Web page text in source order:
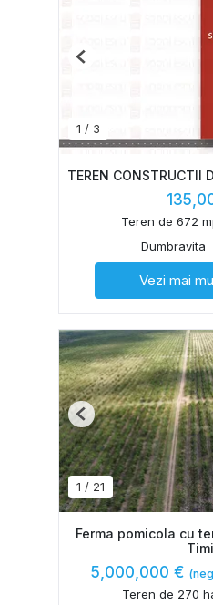
1 / 3
Previous
TEREN CONSTRUCTII
Teren de 672
Dumbravita
Vezi mai
1 / 21
Previous
Ferma pomicola cu
5,000,000 €
Teren de 270